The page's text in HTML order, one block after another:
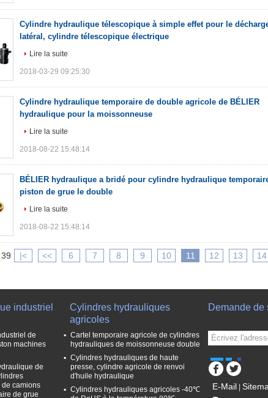
Cylindre hydraulique télescopique à simple effet pour le
latéral, cylindre télescopique électrique
Lire la suite
2018-03-29 09:25:30
Cylindre hydraulique temporaire de double agricole de BÉLIER
hydraulique pour la moissonneuse
Lire la suite
2018-08-22 15:48:14
BÉLIER hydraulique a bridé pour cylindre hydraulique
piston de grue le double
Lire la suite
2018-08-22 15:48:14
|< << 6 7 8 9 10 11 12 13 14
industriel
de
machines
de
camions
de grue
Cylindres hydrauliques
agricoles
Cartel temporaire agricole de cylindres
hydrauliques de moissonneuse double
Cylindres hydrauliques de haute
presse, cylindre agricole de renvoi
d'huile hydraulique
Cylindres hydrauliques agricoles -40℃
Demande de
E-Mail |